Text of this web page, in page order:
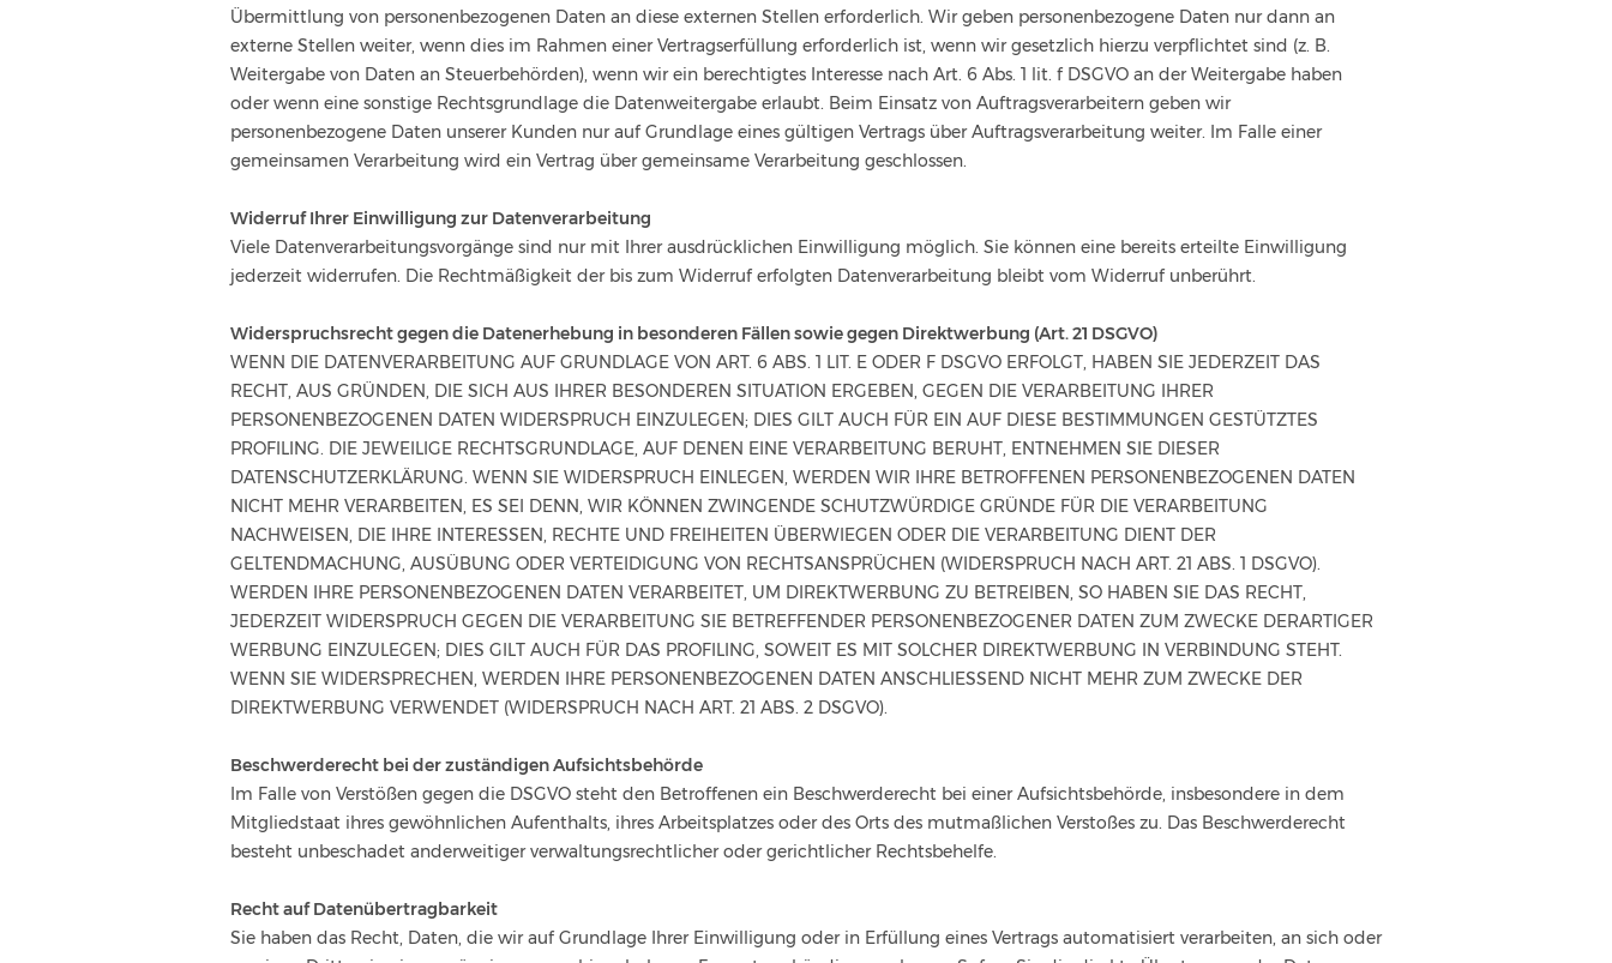
Übermittlung von personenbezogenen Daten an diese externen Stellen erforderlich. Wir geben personenbezogene Daten nur dann an
externe Stellen weiter, wenn dies im Rahmen einer Vertragserfüllung erforderlich ist, wenn wir gesetzlich hierzu verpflichtet sind (z. B.
Weitergabe von Daten an Steuerbehörden), wenn wir ein berechtigtes Interesse nach Art. 6 Abs. 1 lit. f DSGVO an der Weitergabe haben
oder wenn eine sonstige Rechtsgrundlage die Datenweitergabe erlaubt. Beim Einsatz von Auftragsverarbeitern geben wir
personenbezogene Daten unserer Kunden nur auf Grundlage eines gültigen Vertrags über Auftragsverarbeitung weiter. Im Falle einer
gemeinsamen Verarbeitung wird ein Vertrag über gemeinsame Verarbeitung geschlossen.
Widerruf Ihrer Einwilligung zur Datenverarbeitung
Viele Datenverarbeitungsvorgänge sind nur mit Ihrer ausdrücklichen Einwilligung möglich. Sie können eine bereits erteilte Einwilligung
jederzeit widerrufen. Die Rechtmäßigkeit der bis zum Widerruf erfolgten Datenverarbeitung bleibt vom Widerruf unberührt.
Widerspruchsrecht gegen die Datenerhebung in besonderen Fällen sowie gegen Direktwerbung (Art. 21 DSGVO)
WENN DIE DATENVERARBEITUNG AUF GRUNDLAGE VON ART. 6 ABS. 1 LIT. E ODER F DSGVO ERFOLGT, HABEN SIE JEDERZEIT DAS
RECHT, AUS GRÜNDEN, DIE SICH AUS IHRER BESONDEREN SITUATION ERGEBEN, GEGEN DIE VERARBEITUNG IHRER
PERSONENBEZOGENEN DATEN WIDERSPRUCH EINZULEGEN; DIES GILT AUCH FÜR EIN AUF DIESE BESTIMMUNGEN GESTÜTZTES
PROFILING. DIE JEWEILIGE RECHTSGRUNDLAGE, AUF DENEN EINE VERARBEITUNG BERUHT, ENTNEHMEN SIE DIESER
DATENSCHUTZERKLÄRUNG. WENN SIE WIDERSPRUCH EINLEGEN, WERDEN WIR IHRE BETROFFENEN PERSONENBEZOGENEN DATEN
NICHT MEHR VERARBEITEN, ES SEI DENN, WIR KÖNNEN ZWINGENDE SCHUTZWÜRDIGE GRÜNDE FÜR DIE VERARBEITUNG
NACHWEISEN, DIE IHRE INTERESSEN, RECHTE UND FREIHEITEN ÜBERWIEGEN ODER DIE VERARBEITUNG DIENT DER
GELTENDMACHUNG, AUSÜBUNG ODER VERTEIDIGUNG VON RECHTSANSPRÜCHEN (WIDERSPRUCH NACH ART. 21 ABS. 1 DSGVO).
WERDEN IHRE PERSONENBEZOGENEN DATEN VERARBEITET, UM DIREKTWERBUNG ZU BETREIBEN, SO HABEN SIE DAS RECHT,
JEDERZEIT WIDERSPRUCH GEGEN DIE VERARBEITUNG SIE BETREFFENDER PERSONENBEZOGENER DATEN ZUM ZWECKE DERARTIGER
WERBUNG EINZULEGEN; DIES GILT AUCH FÜR DAS PROFILING, SOWEIT ES MIT SOLCHER DIREKTWERBUNG IN VERBINDUNG STEHT.
WENN SIE WIDERSPRECHEN, WERDEN IHRE PERSONENBEZOGENEN DATEN ANSCHLIESSEND NICHT MEHR ZUM ZWECKE DER
DIREKTWERBUNG VERWENDET (WIDERSPRUCH NACH ART. 21 ABS. 2 DSGVO).
Beschwerde­recht bei der zuständigen Aufsichts­behörde
Im Falle von Verstößen gegen die DSGVO steht den Betroffenen ein Beschwerderecht bei einer Aufsichtsbehörde, insbesondere in dem
Mitgliedstaat ihres gewöhnlichen Aufenthalts, ihres Arbeitsplatzes oder des Orts des mutmaßlichen Verstoßes zu. Das Beschwerderecht
besteht unbeschadet anderweitiger verwaltungsrechtlicher oder gerichtlicher Rechtsbehelfe.
Recht auf Daten­übertrag­barkeit
Sie haben das Recht, Daten, die wir auf Grundlage Ihrer Einwilligung oder in Erfüllung eines Vertrags automatisiert verarbeiten, an sich oder